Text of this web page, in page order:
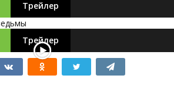
Трейлер
Трейлер